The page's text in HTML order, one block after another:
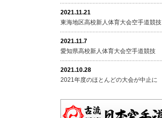
2021.11.21
東海地区高校新人体育大会空手道競技
2021.11.7
愛知県高校新人体育大会空手道競技
2021.10.28
2021年度のほとんどの大会が中止に